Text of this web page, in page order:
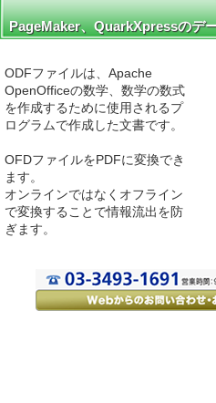
PageMaker、QuarkXpressのデ
ODFファイルは、Apache
OpenOfficeの数学、数学の数式
を作成するために使用されるプ
ログラムで作成した文書です。
OFDファイルをPDFに変換でき
ます。
オンラインではなくオフライン
で変換することで情報流出を防
ぎます。